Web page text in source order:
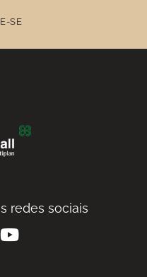
SE
redes sociais